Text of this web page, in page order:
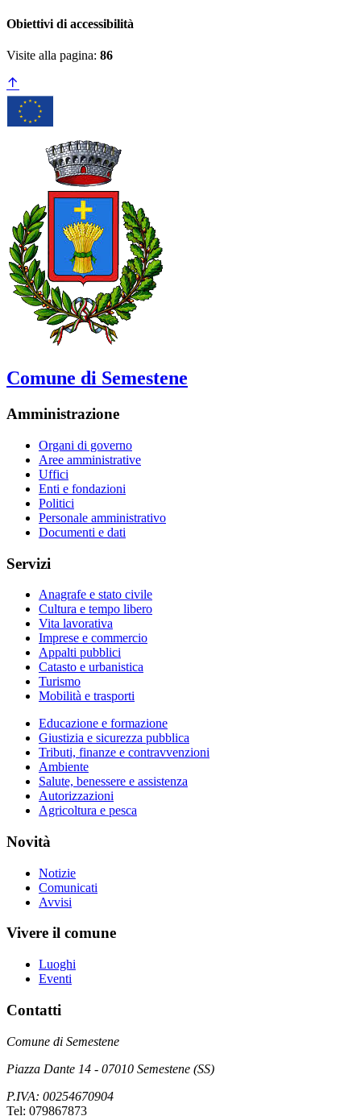
Obiettivi di accessibilità
Visite alla pagina: 86
Comune di Semestene
Amministrazione
Organi di governo
Aree amministrative
Uffici
Enti e fondazioni
Politici
Personale amministrativo
Documenti e dati
Servizi
Anagrafe e stato civile
Cultura e tempo libero
Vita lavorativa
Imprese e commercio
Appalti pubblici
Catasto e urbanistica
Turismo
Mobilità e trasporti
Educazione e formazione
Giustizia e sicurezza pubblica
Tributi, finanze e contravvenzioni
Ambiente
Salute, benessere e assistenza
Autorizzazioni
Agricoltura e pesca
Novità
Notizie
Comunicati
Avvisi
Vivere il comune
Luoghi
Eventi
Contatti
Comune di Semestene
Piazza Dante 14 - 07010 Semestene (SS)
P.IVA: 00254670904
Tel: 079867873